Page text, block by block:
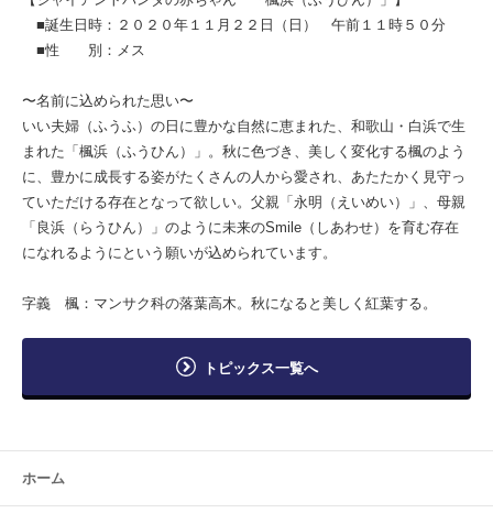
■誕生日時：２０２０年１１月２２日（日） 午前１１時５０分
■性 別：メス
〜名前に込められた思い〜
いい夫婦（ふうふ）の日に豊かな自然に恵まれた、和歌山・白浜で生
まれた「楓浜（ふうひん）」。秋に色づき、美しく変化する楓のよう
に、豊かに成長する姿がたくさんの人から愛され、あたたかく見守っ
ていただける存在となって欲しい。父親「永明（えいめい）」、母親
「良浜（らうひん）」のように未来のSmile（しあわせ）を育む存在
になれるようにという願いが込められています。
字義 楓：マンサク科の落葉高木。秋になると美しく紅葉する。
トピックス一覧へ
ホーム